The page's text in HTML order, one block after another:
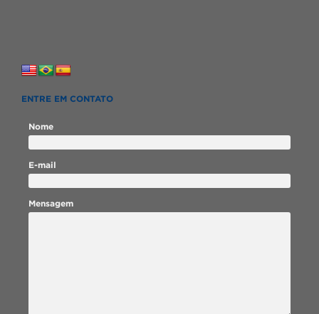
ENTRE EM CONTATO
Nome
E-mail
Mensagem